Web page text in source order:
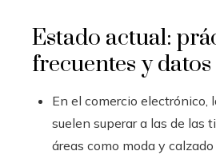
Estado actual:
frecuentes y
En el comercio electrónico,
suelen superar a las de las
áreas como moda y